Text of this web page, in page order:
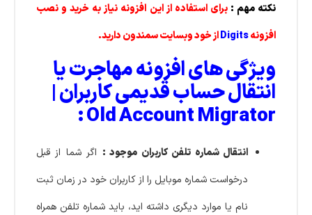
نکته مهم : برای استفاده از این افزونه نیاز به خرید و نصب
افزونهDigitsاز خود وبسایت سمندون دارید.
ویژگی های افزونه مهاجرت یا
انتقال حساب قدیمی کاربران |
Old Account Migrator :
انتقال شماره تلفن کاربران موجود : اگر شما از قبل
درخواست شماره موبایل را از کاربران خود در زمان ثبت
نام یا موارد دیگری داشته اید، باید شماره تلفن همراه